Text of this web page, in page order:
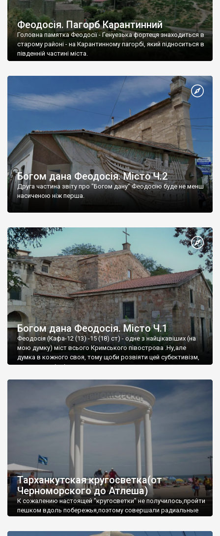
Феодосія. Пагорб Карантинний
Головна памятка Феодосії - Генуезька фортеця знаходиться в
старому районі - на Карантинному пагорбі, який підноситься в
південній частині міста.
Богом дана Феодосія. Місто Ч.2
Друга частина звіту про "Богом дану" Феодосію буде не менш
насиченою ніж перша.
Богом дана Феодосія. Місто Ч.1
Феодосія (Кафа-12 (13) -15 (18) ст) - одне з найцікавіших (на
мою думку) міст всього Кримського півострова .Ну,але
думка в кожного своя, тому щоби розвіяти цей субєктивізм,
запрошую відвідати це
Тарханкутская кругосветка(от
Черноморского до Атлеша)
К сожалению настоящей "кругосветки" не получилось,пройти
пешком вдоль побережья,поэтому совершали радиальные